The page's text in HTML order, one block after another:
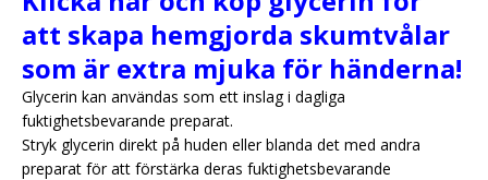
att skapa hemgjorda skumtvålar
som är extra mjuka för händerna!
Glycerin kan användas som ett inslag i dagliga
fuktighetsbevarande preparat.
Stryk glycerin direkt på huden eller blanda det med andra
preparat för att förstärka deras fuktighetsbevarande